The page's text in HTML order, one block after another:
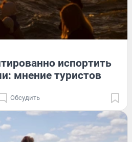
испортить
мнение туристов
Обсудить